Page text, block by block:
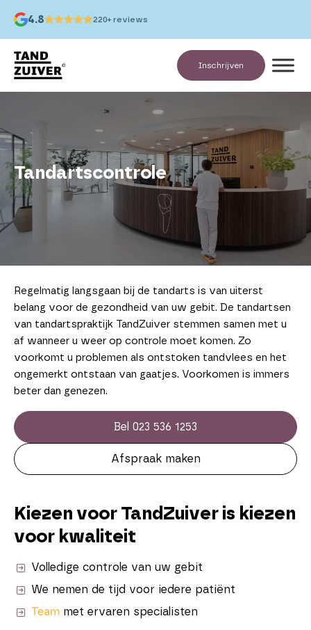
4.8 220+ reviews
Inschrijven
Tandartscontrole
Regelmatig langsgaan bij de tandarts is van uiterst
belang voor de gezondheid van uw gebit. De tandartsen
van tandartspraktijk TandZuiver stemmen samen met u
af wanneer u weer op controle moet komen. Zo
voorkomt u problemen als ontstoken tandvlees en het
ongemerkt ontstaan van gaatjes. Voorkomen is immers
beter dan genezen.
Bel 023 536 1253
Afspraak maken
Kiezen voor TandZuiver is kiezen
voor kwaliteit
Volledige controle van uw gebit
We nemen de tijd voor iedere patiënt
Team met ervaren specialisten